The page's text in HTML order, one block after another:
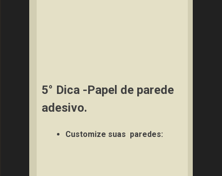
5° Dica -Papel de parede
adesivo.
Customize suas paredes: